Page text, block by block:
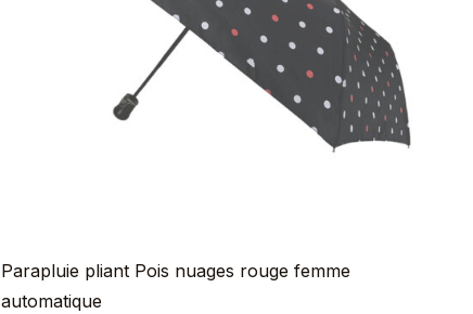
Parapluie pliant Pois nuages rouge femme
automatique